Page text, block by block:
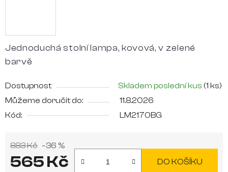
Jednoduchá stolní lampa, kovová, v zelené
barvě
Dostupnost Skladem poslední kus (1 ks)
Můžeme doručit do:
11.8.2026
Kód:
LM2170BG
883 Kč –36 %
565 Kč DO KOŠÍKU